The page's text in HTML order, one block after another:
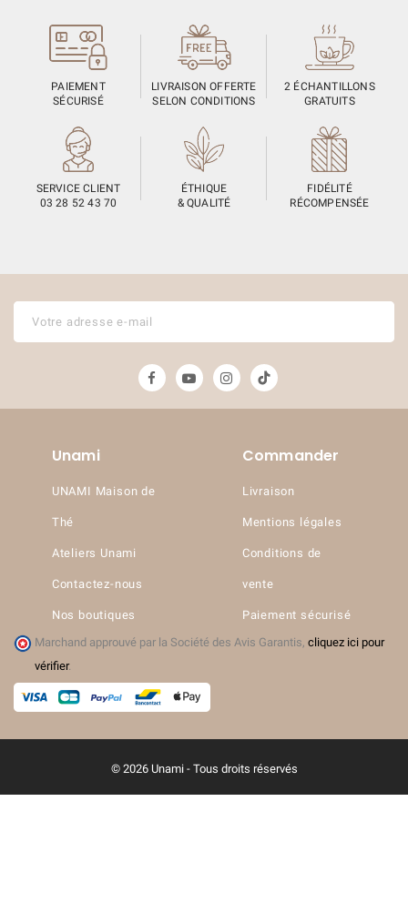
PAIEMENT
SÉCURISÉ
LIVRAISON OFFERTE
SELON CONDITIONS
2 ÉCHANTILLONS
GRATUITS
SERVICE CLIENT
03 28 52 43 70
ÉTHIQUE
& QUALITÉ
FIDÉLITÉ
RÉCOMPENSÉE
Unami
UNAMI Maison de
Thé
Ateliers Unami
Contactez-nous
Nos boutiques
Commander
Livraison
Mentions légales
Conditions de
vente
Paiement sécurisé
Marchand approuvé par la Société des Avis Garantis, cliquez ici pour
vérifier.
© 2026 Unami - Tous droits réservés